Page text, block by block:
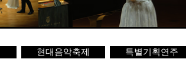
현대음악축제 특별기획연주